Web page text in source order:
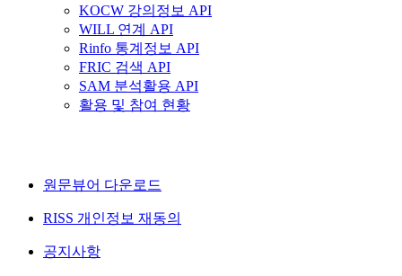
KOCW 강의정보 API
WILL 연계 API
Rinfo 통계정보 API
FRIC 검색 API
SAM 분석활용 API
활용 및 참여 현황
원문뷰어 다운로드
RISS 개인정보 재동의
공지사항